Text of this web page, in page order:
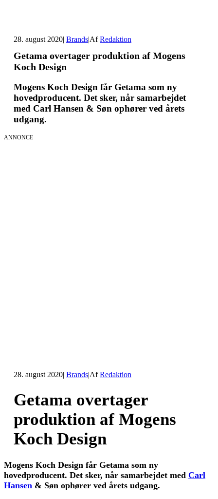
28. august 2020| Brands|AfRedaktion
Getama overtager produktion af Mogens
Koch Design
Mogens Koch Design får Getama som ny
hovedproducent. Det sker, når samarbejdet
med Carl Hansen & Søn ophører ved årets
udgang.
ANNONCE
28. august 2020| Brands|AfRedaktion
Getama overtager
produktion af Mogens
Koch Design
Mogens Koch Design får Getama som ny
hovedproducent. Det sker, når samarbejdet med Carl
Hansen & Søn ophører ved årets udgang.